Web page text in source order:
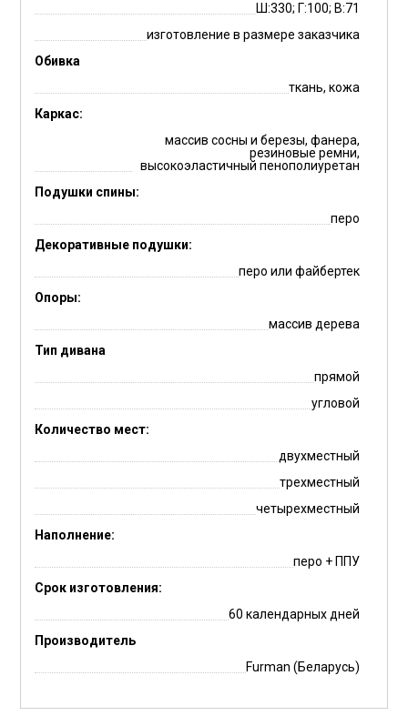
Ш:330; Г:100; В:71
изготовление в размере заказчика
Обивка
ткань, кожа
Каркас:
массив сосны и березы, фанера,
резиновые ремни,
высокоэластичный пенополиуретан
Подушки спины:
перо
Декоративные подушки:
перо или файбертек
Опоры:
массив дерева
Тип дивана
прямой
угловой
Количество мест:
двухместный
трехместный
четырехместный
Наполнение:
перо + ППУ
Срок изготовления:
60 календарных дней
Производитель
Furman (Беларусь)